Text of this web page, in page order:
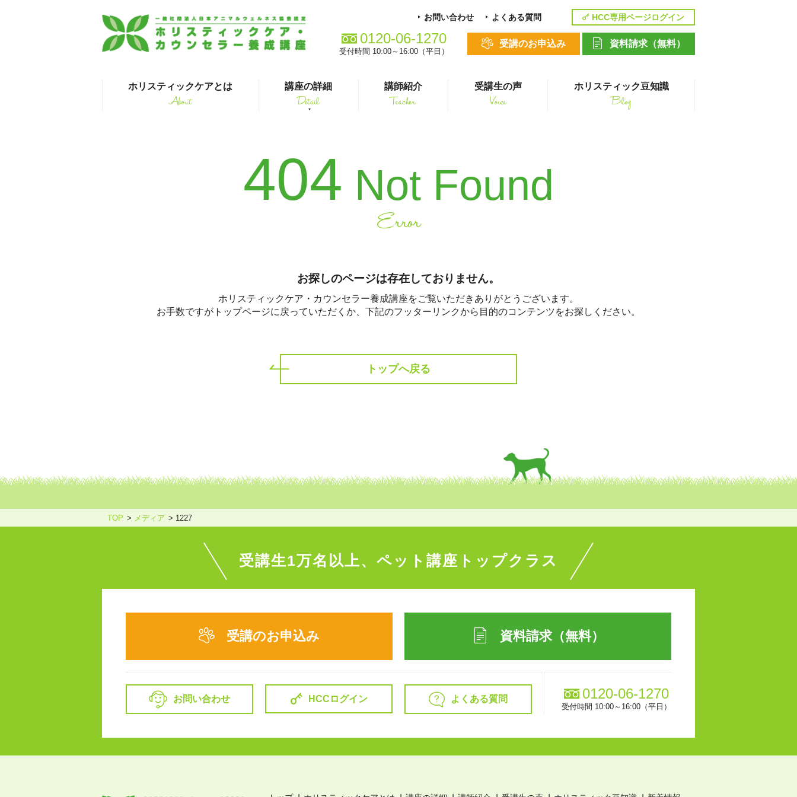
ホリスティックケアとは
About
講座の詳細
Detail
ホリスティックケア・カウンセラー養成講座
ホリスティックケア･カウンセラー受講生向け。
より知識と活躍の幅を広げていただくための講座です。
講師紹介
Teacher
受講生の声
Voice
ホリスティック豆知識
Blog
受講のお申込み 資料請求（無料）
お問い合わせ HCC専用ページログイン
よくある質問
0120-06-1270
受付時間 10:00～16:00（平日）
404 Not Found
Error
お探しのページは存在しておりません。
ホリスティックケア・カウンセラー養成講座をご覧いただきありがとうございます。
お手数ですがトップページに戻っていただくか、下記のフッターリンクから目的のコンテンツをお探しください。
トップへ戻る
TOP メディア 1227
受講生1万名以上、 ペット講座トップクラス
受講のお申込み 資料請求（無料）
お問い合わせ HCCログイン よくある質問 0120-06-1270
受付時間 10:00～16:00（平日）